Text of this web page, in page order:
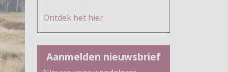
Ontdek het hier
Aanmelden nieuwsbrief